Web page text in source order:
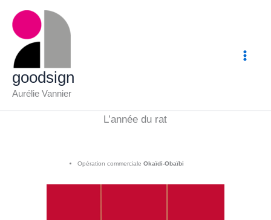
contenu
goodsign
Aurélie Vannier
L’année du rat
Opération commercialeOkaïdi-Obaïbi